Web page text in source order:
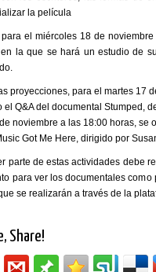
la película
para el miércoles 18 de
en la que se hará un estudio de
proyecciones, para el martes 17
el Q&A del documental Stumped,
noviembre a las 18:00 horas, se
Got Me Here, dirigido por
parte de estas actividades debe
para ver los documentales
se realizarán a través de la
Share!